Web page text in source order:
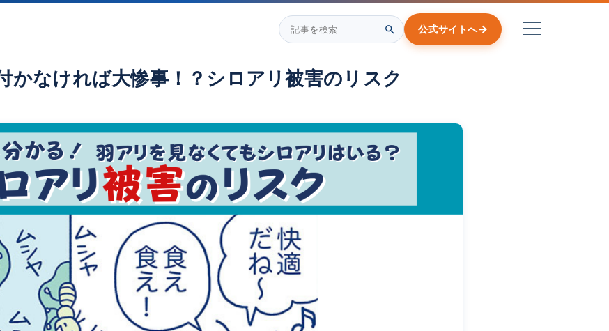
公式サイトへ→
かなければ大惨事！？シロアリ被害のリスク